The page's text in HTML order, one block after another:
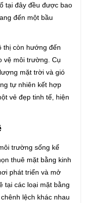
tại đây đều được bao
đến một bầu
thị còn hướng đến
vệ môi trường. Cụ
mặt trời và gió
tự nhiên kết hợp
vẻ đẹp tinh tế, hiện
trường sống kể
thuê mặt bằng kinh
phát triển và mở
tại các loại mặt bằng
lệch khác nhau